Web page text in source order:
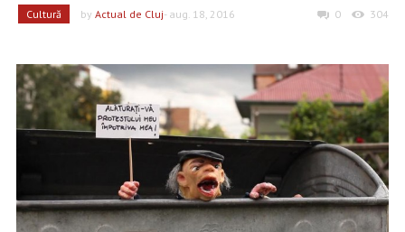
Cultură by Actual de Cluj- aug. 18, 2016 0 304